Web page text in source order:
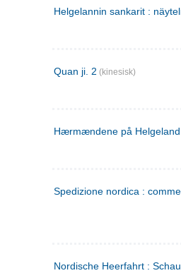
Helgelannin sankarit :
Quan ji. 2 (kinesisk)
Hærmændene på Helgeland
Spedizione nordica :
Nordische Heerfahrt :